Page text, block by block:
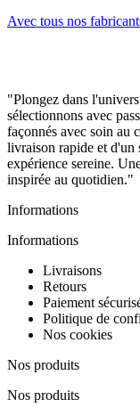
Avec tous nos
"Plongez dans
sélectionnons avec
façonnés avec soin au
livraison rapide et d'un
expérience sereine.
inspirée au quotidien."
Informations
Informations
Livraisons
Retours
Paiement
Politique de
Nos cookies
Nos produits
Nos produits